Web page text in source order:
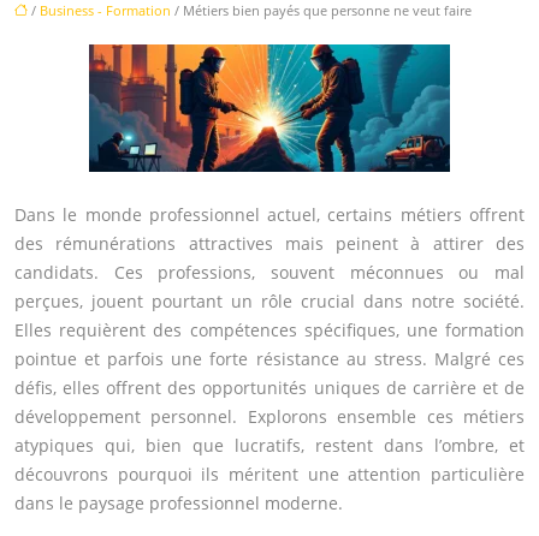
/ Business - Formation / Métiers bien payés que personne ne veut faire
Dans le monde professionnel actuel, certains métiers offrent
des rémunérations attractives mais peinent à attirer des
candidats. Ces professions, souvent méconnues ou mal
perçues, jouent pourtant un rôle crucial dans notre société.
Elles requièrent des compétences spécifiques, une formation
pointue et parfois une forte résistance au stress. Malgré ces
défis, elles offrent des opportunités uniques de carrière et de
développement personnel. Explorons ensemble ces métiers
atypiques qui, bien que lucratifs, restent dans l’ombre, et
découvrons pourquoi ils méritent une attention particulière
dans le paysage professionnel moderne.